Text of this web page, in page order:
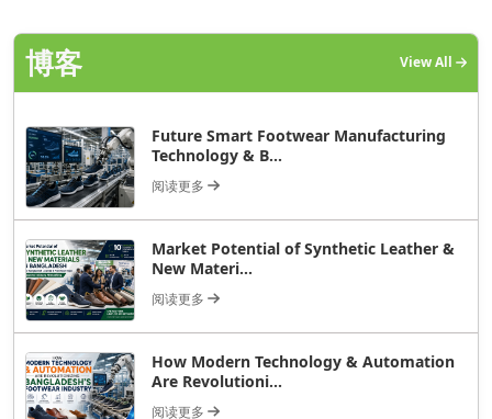
博客 View All
Future Smart Footwear Manufacturing
Technology & B...
阅读更多
Market Potential of Synthetic Leather &
New Materi...
阅读更多
How Modern Technology & Automation
Are Revolutioni...
阅读更多